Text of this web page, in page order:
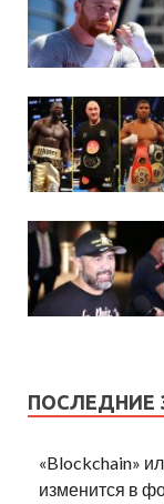
ПОСЛЕДНИЕ
«Blockchain»
изменится в